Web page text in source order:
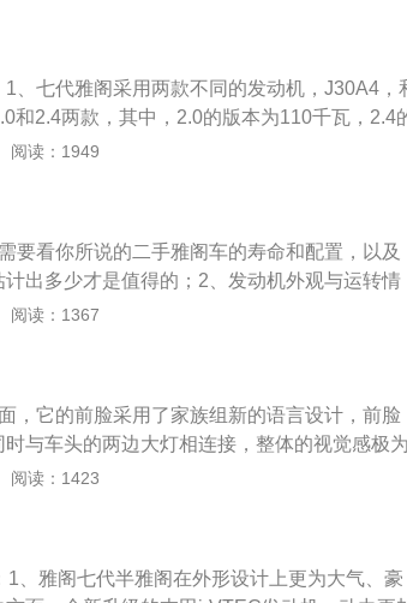
、七代雅阁采用两款不同的发动机，J30A4，
和2.4两款，其中，2.0的版本为110千瓦，2.4
，拥有177千瓦的功率；2、外观，雅阁本身的
饰的装饰，在当时那个年代来讲，经常使用不
。因为当时的大多数车呢买回去后经常开门
损那叫一个严重呀，而且还比较那啥一点，要
车，你会发现这种现象嘛，不可能的，技术都
阅读：1949
要看你所说的二手雅阁车的寿命和配置，以及
出多少才是值得的；2、发动机外观与运转情
水的痕迹。点燃发动机，观察排出气体的颜
十分疲劳，白色的说明汽缸垫将报废；3、检
况，起步时把变速器挂在三挡而不是通常的一
，说明离合器已经衰老。
阅读：1367
，它的前脸采用了家族组新的语言设计，前脸
与车头的两边大灯相连接，整体的视觉感极为
光源，点亮后拥有很不错的视觉效果；2、在
充满了时髦动感；3、在内饰方面，它采用硬
动感，大面积软质材料装饰使得整车质感极为
中控中心装备的这一块超8英寸的液晶显示
阅读：1423
、雅阁七代半雅阁在外形设计上更为大气、豪